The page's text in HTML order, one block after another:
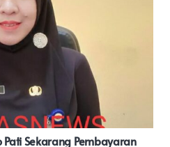
FKPD Pati Di Halaman